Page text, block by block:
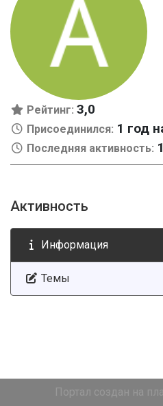
Рейтинг: 3,0
Присоединился: 1 год
Последняя активность:
Активность
Информация
Темы
Портал создан на